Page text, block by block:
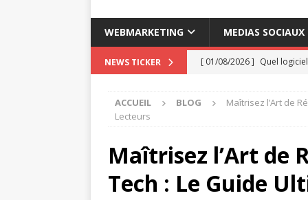
WEBMARKETING MEDIAS SOCIAUX
NEWS TICKER [ 01/08/2026 ] Quel
[ 24/07/2026 ] Les 7
[ 05/08/2026 ]
ACCUEIL BLOG
Maîtrisez l’Art de
Lecteurs
Maîtrisez l’Art de
Tech : Le Guide